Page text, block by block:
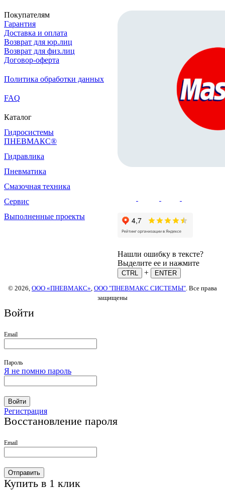
Покупателям
Гарантия
Доставка и оплата
Возврат для юр.лиц
Возврат для физ.лиц
Договор-оферта
Политика обработки данных
FAQ
Каталог
Гидросистемы
ПНЕВМАКС®
Гидравлика
Пневматика
Смазочная техника
Сервис
Выполненные проекты
Нашли ошибку в тексте?
Выделите ее и нажмите
CTRL +
ENTER
© 2026, ООО «ПНЕВМАКС» ООО "ПНЕВМАКС СИСТЕМЫ" . Все права
защищены
Войти
Email
Пароль
Я не помню пароль
Войти
Регистрация
Восстановление пароля
Email
Отправить
Купить в 1 клик